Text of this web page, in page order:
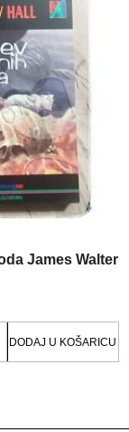
James Walter
DODAJ U KOŠARICU